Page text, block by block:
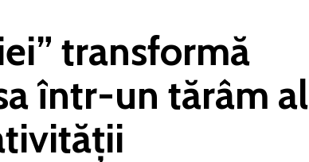
transformă
într-un tărâm al